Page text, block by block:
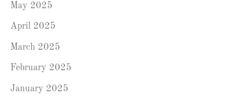
May 2025
April 2025
March 2025
February 2025
January 2025